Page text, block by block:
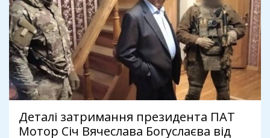
Деталі затримання президента ПАТ
Мотор Січ Вячеслава Богуслаєва від